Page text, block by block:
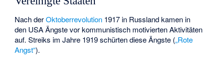
Nach derOktoberrevolution 1917 in Russland kamen in
den USA Ängste vor kommunistisch motivierten Aktivitäten
auf. Streiks im Jahre 1919 schürten diese Ängste („Rote
Angst“).